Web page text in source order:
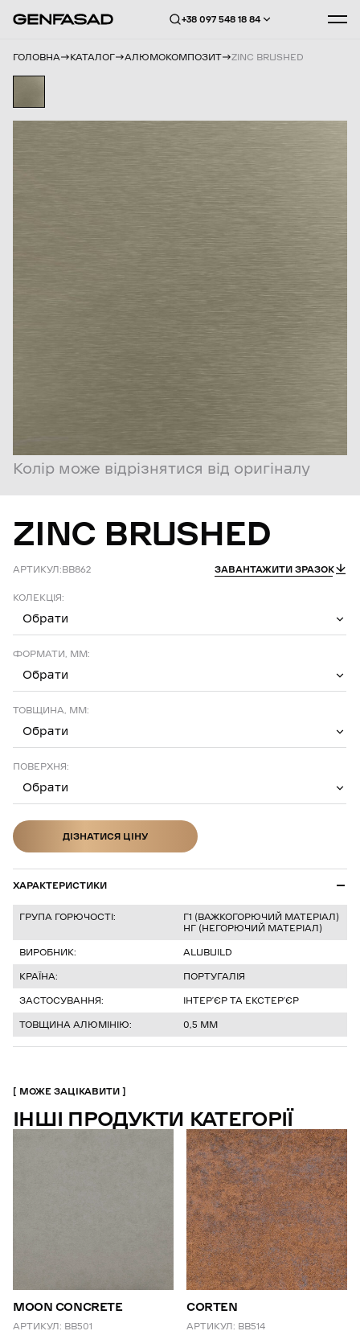
+38 097 548 18 84
ГОЛОВНА КАТАЛОГ АЛЮМОКОМПОЗИТ ZINC BRUSHED
Колір може відрізнятися від оригіналу
ZINC BRUSHED
АРТИКУЛ:BB862 ЗАВАНТАЖИТИ ЗРАЗОК
КОЛЕКЦІЯ:
Обрати
ФОРМАТИ, ММ:
Обрати
ТОВЩИНА, ММ:
Обрати
ПОВЕРХНЯ:
Обрати
ДІЗНАТИСЯ ЦІНУ
ХАРАКТЕРИСТИКИ
ГРУПА ГОРЮЧОСТІ:
Г1 (ВАЖКОГОРЮЧИЙ МАТЕРІАЛ)
НГ (НЕГОРЮЧИЙ МАТЕРІАЛ)
ВИРОБНИК:
ALUBUILD
КРАЇНА:
ПОРТУГАЛІЯ
ЗАСТОСУВАННЯ:
ІНТЕРʼЄР ТА ЕКСТЕРʼЄР
ТОВЩИНА АЛЮМІНІЮ:
0,5 ММ
МОЖЕ ЗАЦІКАВИТИ
ІНШІ ПРОДУКТИ КАТЕГОРІЇ
MOON CONCRETE
АРТИКУЛ: BB501
CORTEN
АРТИКУЛ: BB514